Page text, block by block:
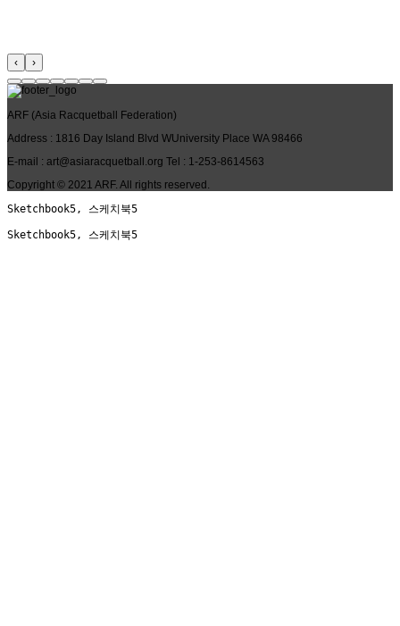
‹ ›
ARF (Asia Racquetball Federation)
Address : 1816 Day Island Blvd WUniversity Place WA 98466
E-mail : art@asiaracquetball.org Tel : 1-253-8614563
Copyright © 2021 ARF. All rights reserved.
Sketchbook5, 스케치북5
Sketchbook5, 스케치북5